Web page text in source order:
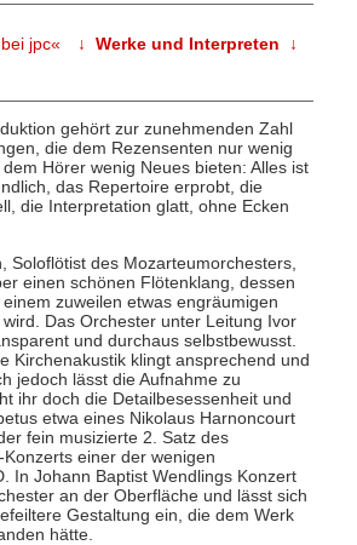
jpc« ↓ Werke und Interpreten ↓
gehört zur zunehmenden Zahl
die dem Rezensenten nur wenig
dem Hörer wenig Neues bieten: Alles ist
das Repertoire erprobt, die
die Interpretation glatt, ohne Ecken
Soloflötist des Mozarteumorchesters,
einen schönen Flötenklang, dessen
zuweilen etwas engräumigen
Das Orchester unter Leitung Ivor
und durchaus selbstbewusst.
Kirchenakustik klingt ansprechend und
jedoch lässt die Aufnahme zu
ihr doch die Detailbesessenheit und
etwa eines Nikolaus Harnoncourt
fein musizierte 2. Satz des
einer der wenigen
In Johann Baptist Wendlings Konzert
an der Oberfläche und lässt sich
Gestaltung ein, die dem Werk
hätte.